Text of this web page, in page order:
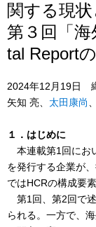
関する現状
第３回「
tal Report
2024年12月19日
矢知 亮、 太田康尚
１．はじめに
本連載第1回にお
を発行する企業が
ではHCRの構成要
第1回、第2回で
られる。一方で、